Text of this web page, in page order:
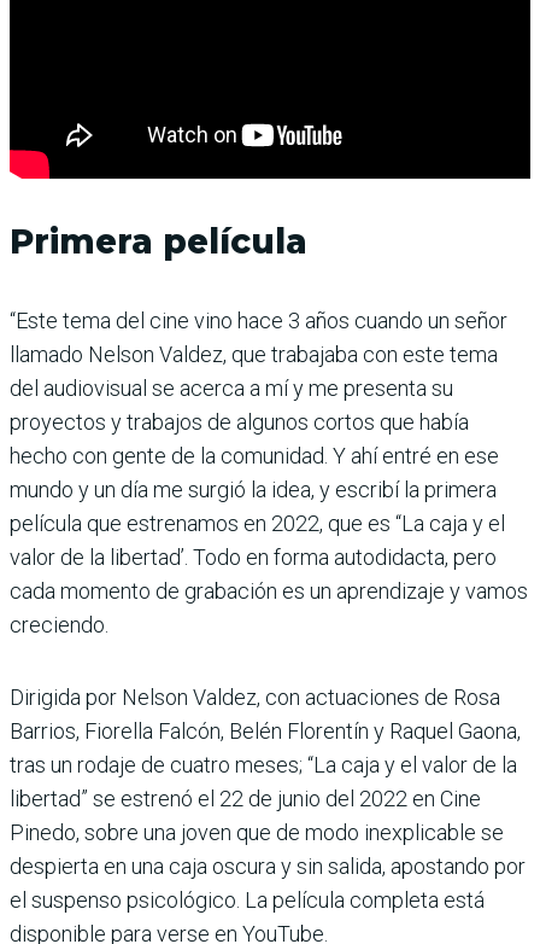
Primera película
“Este tema del cine vino hace 3 años cuando un señor
llamado Nelson Valdez, que trabajaba con este tema
del audiovisual se acerca a mí y me presenta su
proyectos y trabajos de algunos cortos que había
hecho con gente de la comunidad. Y ahí entré en ese
mundo y un día me surgió la idea, y escribí la primera
película que estrenamos en 2022, que es “La caja y el
valor de la libertad’. Todo en forma autodidacta, pero
cada momento de grabación es un aprendizaje y vamos
creciendo.
Dirigida por Nelson Valdez, con actuaciones de Rosa
Barrios, Fiorella Falcón, Belén Florentín y Raquel Gaona,
tras un rodaje de cuatro meses; “La caja y el valor de la
libertad” se estrenó el 22 de junio del 2022 en Cine
Pinedo, sobre una joven que de modo inexplicable se
despierta en una caja oscura y sin salida, apostando por
el suspenso psicológico. La película completa está
disponible para verse en YouTube.